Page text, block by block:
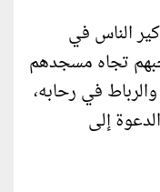
الناس في
تجاه مسجدهم
في رحابه،
إلى